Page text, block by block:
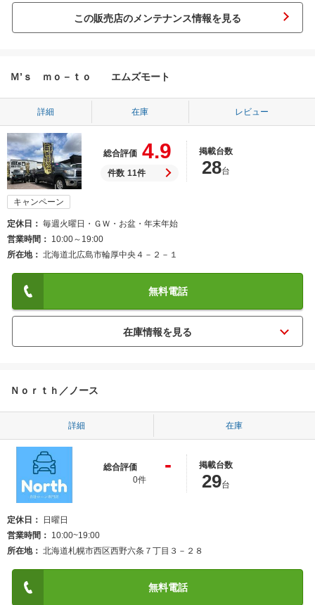
この販売店のメンテナンス情報を見る
Ｍ’ｓ ｍｏ－ｔｏ エムズモート
詳細 在庫 レビュー
総合評価 4.9
件数 11件
掲載台数
28台
キャンペーン
定休日
毎週火曜日・ＧＷ・お盆・年末年始
営業時間
10:00～19:00
所在地
北海道北広島市輪厚中央４－２－１
無料電話
Ｎｏｒｔｈ／ノース
詳細 在庫
総合評価 -
0件
掲載台数
29台
定休日
日曜日
営業時間
10:00~19:00
所在地
北海道札幌市西区西野六条７丁目３－２８
無料電話